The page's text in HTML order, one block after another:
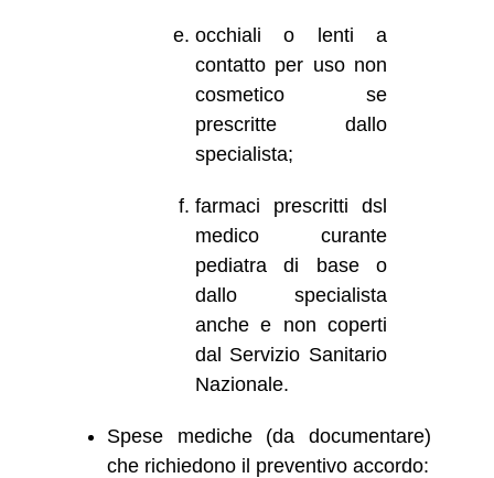
occhiali o lenti a
contatto per uso non
cosmetico se
prescritte dallo
specialista;
farmaci prescritti dsl
medico curante
pediatra di base o
dallo specialista
anche e non coperti
dal Servizio Sanitario
Nazionale.
Spese mediche (da documentare)
che richiedono il preventivo accordo: